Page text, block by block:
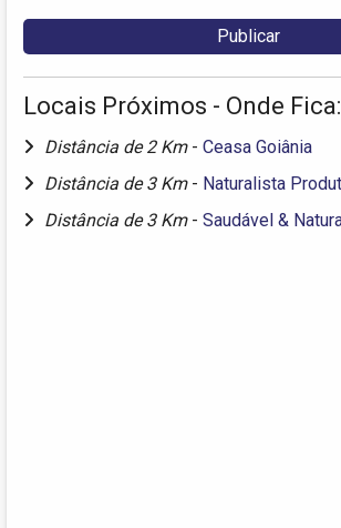
Locais Próximos - Onde Fica:
Distância de 2 Km - Ceasa Goiânia
Distância de 3 Km - Naturalista
Distância de 3 Km - Saudável &